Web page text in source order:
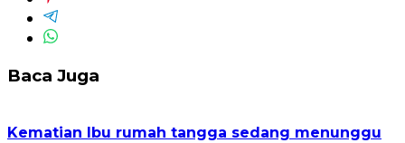
Baca Juga
Kematian Ibu rumah tangga sedang menunggu